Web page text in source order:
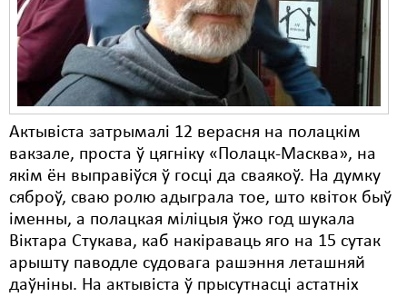
Актывіста затрымалі 12 верасня на полацкім
вакзале, проста ў цягніку «Полацк-Масква», на
якім ён выправіўся ў госці да сваякоў. На думку
сяброў, сваю ролю адыграла тое, што квіток быў
іменны, а полацкая міліцыя ўжо год шукала
Віктара Стукава, каб накіраваць яго на 15 сутак
арышту паводле судовага рашэння леташняй
даўніны. На актывіста ў прысутнасці астатніх